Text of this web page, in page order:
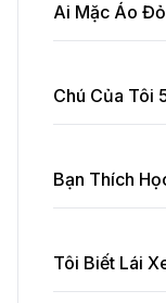
Ai Mặc Áo
Chú Của Tôi
Bạn Thích
Tôi Biết Lái